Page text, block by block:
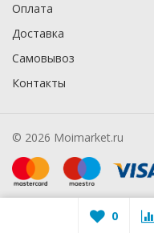
Оплата
Доставка
Самовывоз
Контакты
© 2026 Moimarket.ru
0